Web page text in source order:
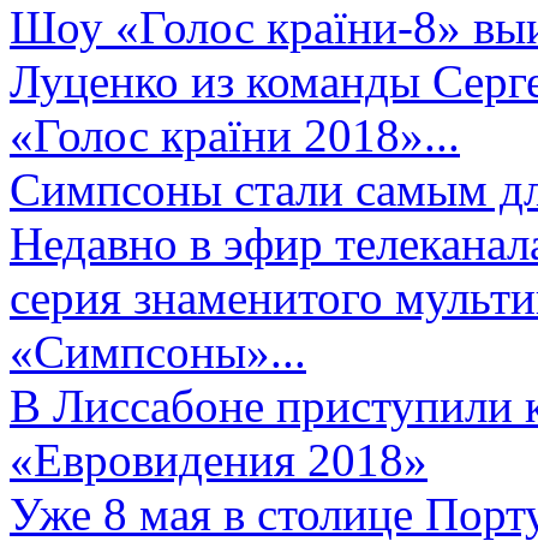
Шоу «Голос країни-8»
Луценко из команды
«Голос країни 2018»...
Симпсоны стали самым
Недавно в эфир
серия знаменитого
«Симпсоны»...
В Лиссабоне приступили
«Евровидения 2018»
Уже 8 мая в столице